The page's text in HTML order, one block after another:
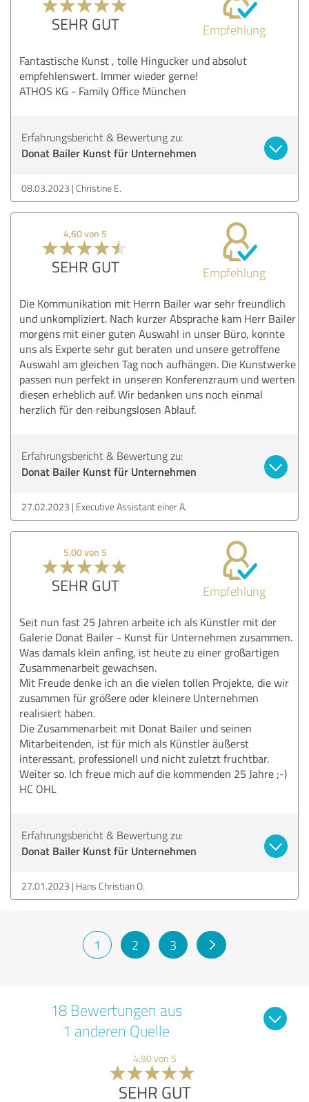
SEHR GUT Empfehlung
Fantastische Kunst , tolle Hingucker und absolut
empfehlenswert. Immer wieder gerne!
ATHOS KG - Family Office München
Erfahrungsbericht & Bewertung zu:
Donat Bailer Kunst für Unternehmen
08.03.2023 Christine E.
4,60 von 5
SEHR GUT Empfehlung
Die Kommunikation mit Herrn Bailer war sehr freundlich
und unkompliziert. Nach kurzer Absprache kam Herr Bailer
morgens mit einer guten Auswahl in unser Büro, konnte
uns als Experte sehr gut beraten und unsere getroffene
Auswahl am gleichen Tag noch aufhängen. Die Kunstwerke
passen nun perfekt in unseren Konferenzraum und werten
diesen erheblich auf. Wir bedanken uns noch einmal
herzlich für den reibungslosen Ablauf.
Erfahrungsbericht & Bewertung zu:
Donat Bailer Kunst für Unternehmen
27.02.2023 Executive Assistant einer A.
5,00 von 5
SEHR GUT Empfehlung
Seit nun fast 25 Jahren arbeite ich als Künstler mit der
Galerie Donat Bailer - Kunst für Unternehmen zusammen.
Was damals klein anfing, ist heute zu einer großartigen
Zusammenarbeit gewachsen.
Mit Freude denke ich an die vielen tollen Projekte, die wir
zusammen für größere oder kleinere Unternehmen
realisiert haben.
Die Zusammenarbeit mit Donat Bailer und seinen
Mitarbeitenden, ist für mich als Künstler äußerst
interessant, professionell und nicht zuletzt fruchtbar.
Weiter so. Ich freue mich auf die kommenden 25 Jahre ;-)
HC OHL
Erfahrungsbericht & Bewertung zu:
Donat Bailer Kunst für Unternehmen
27.01.2023 Hans Christian O.
1 2 3
18 Bewertungen aus
1 anderen Quelle
4,90 von 5
SEHR GUT